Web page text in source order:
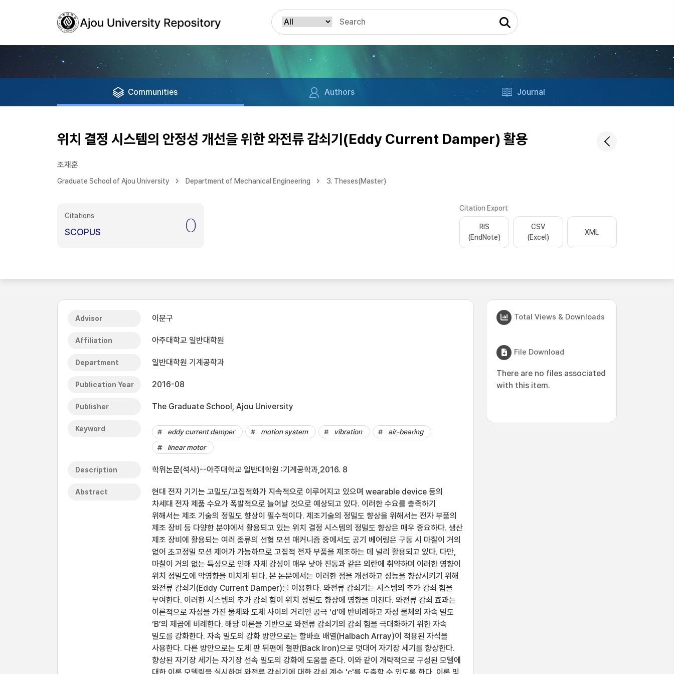
Communities Authors Journal
위치 결정 시스템의 안정성 개선을 위한 와전류 감쇠기(Eddy Current Damper) 활용
조재훈
Graduate School of Ajou University Department of Mechanical Engineering 3. Theses(Master)
Citations
SCOPUS 0
Citation Export
RIS
(EndNote)
CSV
(Excel)
XML
Advisor 이문구
Affiliation 아주대학교 일반대학원
Department 일반대학원 기계공학과
Publication Year 2016-08
Publisher The Graduate School, Ajou University
Keyword eddy current damper motion system vibration
air-bearing
linear motor
Description 학위논문(석사)--아주대학교 일반대학원 :기계공학과,2016. 8
Abstract
현대 전자 기기는 고밀도/고집적화가 지속적으로 이루어지고 있으며 wearable device 등의
차세대 전자 제품 수요가 폭발적으로 늘어날 것으로 예상되고 있다. 이러한 수요를 충족하기
위해서는 제조 기술의 정밀도 향상이 필수적이다. 제조기술의 정밀도 향상을 위해서는 전자 부품의
제조 장비 등 다양한 분야에서 활용되고 있는 위치 결정 시스템의 정밀도 향상은 매우 중요하다. 생산
제조 장비에 활용되는 여러 종류의 선형 모션 매커니즘 중에서도 공기 베어링은 구동 시 마찰이 거의
없어 초고정밀 모션 제어가 가능하므로 고집적 전자 부품을 제조하는 데 널리 활용되고 있다. 다만,
마찰이 거의 없는 특성으로 인해 자체 강성이 매우 낮아 진동과 같은 외란에 취약하며 이러한 영향이
위치 정밀도에 악영향을 미치게 된다. 본 논문에서는 이러한 점을 개선하고 성능을 향상시키기 위해
와전류 감쇠기(Eddy Current Damper)를 이용한다. 와전류 감쇠기는 시스템의 추가 감쇠 힘을
부여한다. 이러한 시스템의 추가 감쇠 힘이 위치 정밀도 향상에 영향을 미친다. 와전류 감쇠 효과는
이론적으로 자성을 가진 물체와 도체 사이의 거리인 공극 ‘d’에 반비례하고 자성 물체의 자속 밀도
‘B’의 제곱에 비례한다. 해당 이론을 기반으로 와전류 감쇠기의 감쇠 힘을 극대화하기 위한 자속
밀도를 강화한다. 자속 밀도의 강화 방안으로는 할바흐 배열(Halbach Array)이 적용된 자석을
사용한다. 다른 방안으로는 도체 판 뒤편에 철판(Back Iron)으로 덧대어 자기장 세기를 향상한다.
향상된 자기장 세기는 자기장 선속 밀도의 강화에 도움을 준다. 이와 같이 개략적으로 구성된 모델에
Total Views & Downloads
File Download
There are no files associated
with this item.